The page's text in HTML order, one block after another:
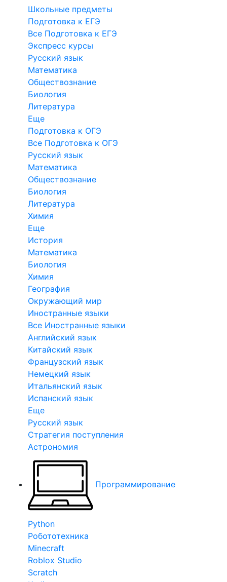
Школьные предметы
Подготовка к ЕГЭ
Все Подготовка к ЕГЭ
Экспресс курсы
Русский язык
Математика
Обществознание
Биология
Литература
Еще
Подготовка к ОГЭ
Все Подготовка к ОГЭ
Русский язык
Математика
Обществознание
Биология
Литература
Химия
Еще
История
Математика
Биология
Химия
География
Окружающий мир
Иностранные языки
Все Иностранные языки
Английский язык
Китайский язык
Французский язык
Немецкий язык
Итальянский язык
Испанский язык
Еще
Русский язык
Стратегия поступления
Астрономия
Программирование
Python
Робототехника
Minecraft
Roblox Studio
Scratch